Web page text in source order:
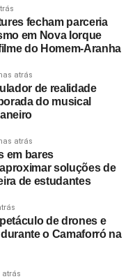
fecham parceria
em Nova Iorque
do Homem-Aranha
atrás
de realidade
do musical
atrás
em bares
soluções de
de estudantes
de drones e
o Camaforró na
atrás